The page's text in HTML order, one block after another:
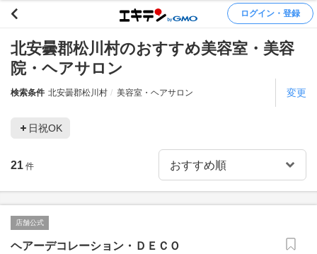
ログイン・登録
北安曇郡松川村のおすすめ美容室・美容
院・ヘアサロン
検索条件 北安曇郡松川村 美容室・ヘアサロン 変更
日祝OK
21 件
店舗公式
ヘアーデコレーション・ＤＥＣＯ